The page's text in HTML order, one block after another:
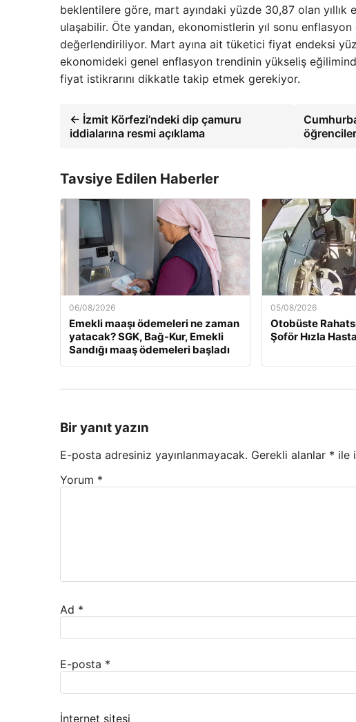
beklentilere göre, mart ayındaki yüzde 30,87 olan yıllık
ulaşabilir. Öte yandan, ekonomistlerin yıl sonu
değerlendiriliyor. Mart ayına ait tüketici fiyat endeksi
ekonomideki genel enflasyon trendinin yükseliş
fiyat istikrarını dikkatle takip etmek gerekiyor.
← İzmit Körfezi’ndeki dip çamuru
iddialarına resmi açıklama
Tavsiye Edilen Haberler
06/08/2026
Emekli maaşı ödemeleri ne zaman
yatacak? SGK, Bağ-Kur, Emekli
Sandığı maaş ödemeleri başladı
05/08/2026
Otobüste
Şoför Hızla
Bir yanıt yazın
E-posta adresiniz yayınlanmayacak. Gerekli alanlar * ile
Yorum *
Ad *
E-posta *
İnternet sitesi